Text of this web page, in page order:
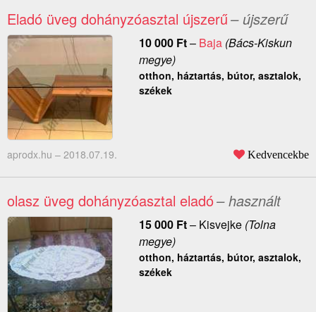
Eladó üveg dohányzóasztal újszerű– újszerű
10 000 Ft– Baja(Bács-Kiskun
megye)
otthon, háztartás, bútor, asztalok,
székek
aprodx.hu – 2018.07.19. Kedvencekbe
olasz üveg dohányzóasztal eladó– használt
15 000 Ft– Kisvejke(Tolna
megye)
otthon, háztartás, bútor, asztalok,
székek